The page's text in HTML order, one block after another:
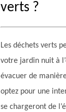
verts ?
Les déchets verts
votre jardin nuit à
évacuer de
optez pour une
se chargeront de